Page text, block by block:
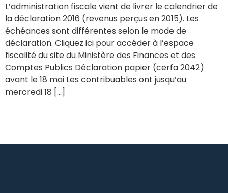
L’administration fiscale vient de livrer le calendrier de
la déclaration 2016 (revenus perçus en 2015). Les
échéances sont différentes selon le mode de
déclaration. Cliquez ici pour accéder à l’espace
fiscalité du site du Ministère des Finances et des
Comptes Publics Déclaration papier (cerfa 2042)
avant le 18 mai Les contribuables ont jusqu’au
mercredi 18 […]